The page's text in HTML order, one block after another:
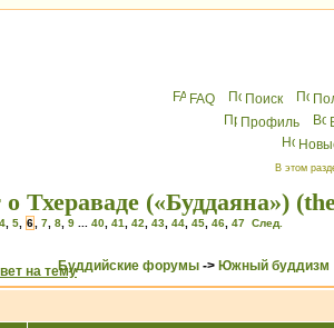
FAQ Поиск
Профиль
В этом
Тхераваде («Буддаяна»)
4 5 6 7 8 9 40 41 42 43 44 45 46 47 След.
Буддийские форумы -> Южный буддизм